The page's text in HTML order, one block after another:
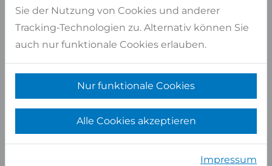
Gesamt 25,86 qm
Artikel auswählen
Auf Lager 9 Stk
336x195 cm
Pro Stück 6,55 qm
58,97 qm
Sie der Nutzung von Cookies und anderer
Tracking-Technologien zu. Alternativ können Sie
auch nur funktionale Cookies erlauben.
Nur funktionale Cookies
Alle Cookies akzeptieren
Impressum